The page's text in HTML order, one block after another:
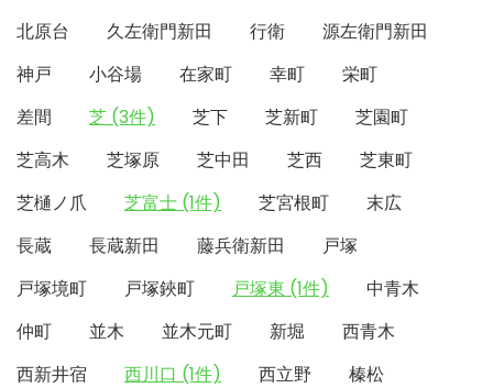
北原台
久左衛門新田 行衛
源左衛門新田
神戸
小谷場 在家町 幸町
栄町
差間
芝 (3件) 芝下 芝新町
芝園町
芝高木
芝塚原 芝中田 芝西
芝東町
芝樋ノ爪
芝富士 (1件) 芝宮根町
末広
長蔵
長蔵新田 藤兵衛新田
戸塚
戸塚境町
戸塚鋏町 戸塚東 (1件)
中青木
仲町
並木 並木元町 新堀
西青木
西新井宿
西川口 (1件) 西立野
榛松